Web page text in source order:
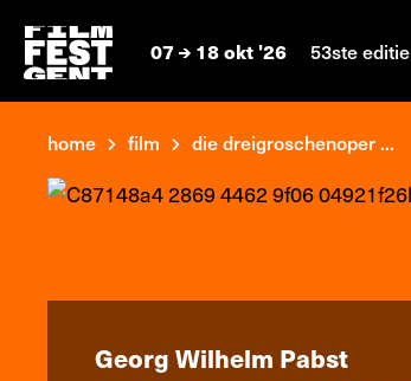
07 18 okt '26 53ste editie
home film die dreigroschenoper ...
Georg Wilhelm Pabst